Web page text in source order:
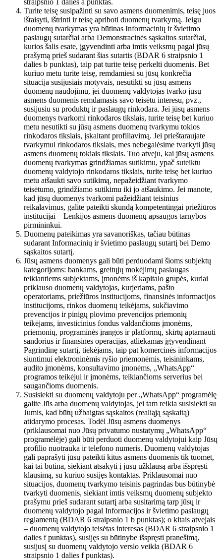
straipsnio 1 dalies a punktas.
Turite teisę susipažinti su savo asmens duomenimis, teisę juos
ištaisyti, ištrinti ir teisę apriboti duomenų tvarkymą. Jeigu
duomenų tvarkymas yra būtinas Informacinių ir švietimo
paslaugų sutarčiai arba Demonstracinės sąskaitos sutarčiai,
kurios šalis esate, įgyvendinti arba imtis veiksmų pagal jūsų
prašymą prieš sudarant šias sutartis (BDAR 6 straipsnio 1
dalies b punktas), taip pat turite teisę perkelti duomenis. Bet
kuriuo metu turite teisę, remdamiesi su jūsų konkrečia
situacija susijusiais motyvais, nesutikti su jūsų asmens
duomenų naudojimu, jei duomenų valdytojas tvarko jūsų
asmens duomenis remdamasis savo teisėtu interesu, pvz.,
susijusiu su produktų ir paslaugų rinkodara. Jei jūsų asmens
duomenys tvarkomi rinkodaros tikslais, turite teisę bet kuriuo
metu nesutikti su jūsų asmens duomenų tvarkymu tokios
rinkodaros tikslais, įskaitant profiliavimą. Jei prieštaraujate
tvarkymui rinkodaros tikslais, mes nebegalėsime tvarkyti jūsų
asmens duomenų tokiais tikslais. Tuo atveju, kai jūsų asmens
duomenų tvarkymas grindžiamas sutikimu, ypač suteiktu
duomenų valdytojo rinkodaros tikslais, turite teisę bet kuriuo
metu atšaukti savo sutikimą, nepažeidžiant tvarkymo
teisėtumo, grindžiamo sutikimu iki jo atšaukimo. Jei manote,
kad jūsų duomenys tvarkomi pažeidžiant teisinius
reikalavimus, galite pateikti skundą kompetentingai priežiūros
institucijai – Lenkijos asmens duomenų apsaugos tarnybos
pirmininkui.
Duomenų pateikimas yra savanoriškas, tačiau būtinas
sudarant Informacinių ir švietimo paslaugų sutartį bei Demo
sąskaitos sutartį.
Jūsų asmens duomenys gali būti perduodami šioms subjektų
kategorijoms: bankams, greitųjų mokėjimų paslaugas
teikiantiems subjektams, įmonėms iš kapitalo grupės, kuriai
priklauso duomenų valdytojas, kurjeriams, pašto
operatoriams, priežiūros institucijoms, finansinės informacijos
institucijoms, rinkos duomenų teikėjams, sukčiavimo
prevencijos ir pinigų plovimo prevencijos priemonių
teikėjams, investicinius fondus valdančioms įmonėms,
priemonių, programinės įrangos ir platformų, skirtų aptarnauti
sandorius ir finansines operacijas, atliekamas įgyvendinant
Pagrindinę sutartį, tiekėjams, taip pat komercinės informacijos
siuntimui elektroninėmis ryšio priemonėmis, teisininkams,
audito įmonėms, konsultavimo įmonėms, „WhatsApp“
programos teikėjui ir įmonėms, teikiančioms serverius bei
saugančioms duomenis.
Susisiekti su duomenų valdytoju per „WhatsApp“ programėlę
galite Jūs arba duomenų valdytojas, jei tam reikia susisiekti su
Jumis, kad būtų užbaigtas sąskaitos (realiąją sąskaitą)
atidarymo procesas. Todėl Jūsų asmens duomenys
(priklausomai nuo Jūsų privatumo nustatymų „WhatsApp“
programėlėje) gali būti perduoti duomenų valdytojui kaip Jūsų
profilio nuotrauka ir telefono numeris. Duomenų valdytojas
gali paprašyti jūsų pateikti kitus asmens duomenis tik tuomet,
kai tai būtina, siekiant atsakyti į jūsų užklausą arba išspręsti
klausimą, su kuriuo susijęs kontaktas. Priklausomai nuo
situacijos, duomenų tvarkymo teisinis pagrindas bus būtinybė
tvarkyti duomenis, siekiant imtis veiksmų duomenų subjekto
prašymu prieš sudarant sutartį arba susitarimą tarp jūsų ir
duomenų valdytojo pagal Informacijos ir švietimo paslaugų
reglamentą (BDAR 6 straipsnio 1 b punktas); o kitais atvejais
– duomenų valdytojo teisėtas interesas (BDAR 6 straipsnio 1
dalies f punktas), susijęs su būtinybe išspręsti pranešimą,
susijusį su duomenų valdytojo verslo veikla (BDAR 6
straipsnio 1 dalies f punktas).